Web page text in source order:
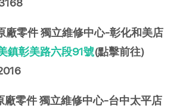
廠零件 獨立維修中心-彰化和美店
鎮彰美路六段91號(點擊前往)
廠零件 獨立維修中心-台中太平店